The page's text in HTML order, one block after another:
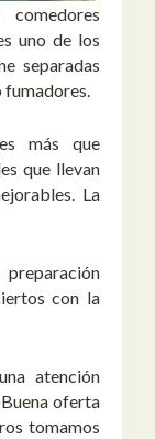
uno de los
separadas
fumadores.
más que
que llevan
La
con la
atención
oferta
tomamos